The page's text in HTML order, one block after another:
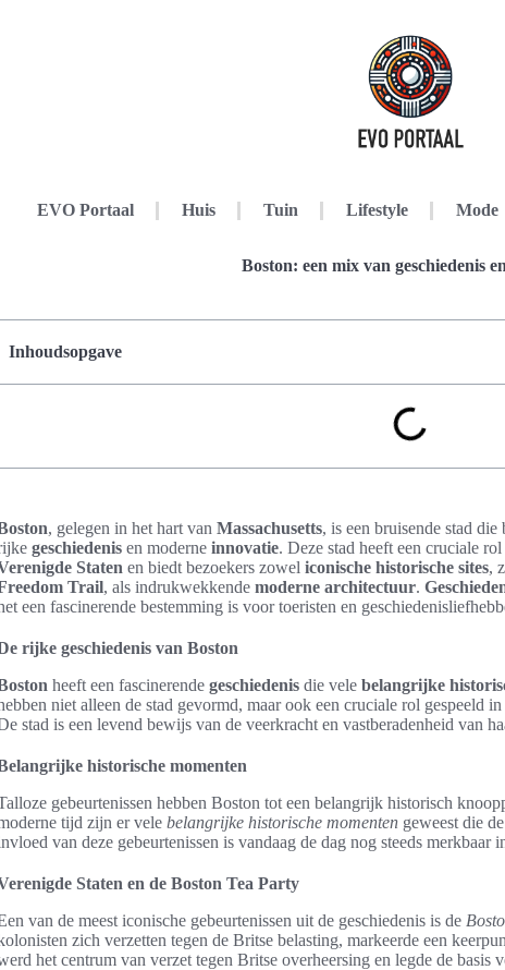
EVO Portaal Huis Tuin Lifestyle Mode
Boston: een mix van geschiedenis
Inhoudsopgave
, gelegen in het hart van Massachusetts, is een bruisende stad
geschiedenis en moderne innovatie. Deze stad heeft een cruciale
Staten en biedt bezoekers zowel iconische historische sites,
Trail, als indrukwekkende moderne architectuur.
een fascinerende bestemming is voor toeristen en
rijke geschiedenis van Boston
heeft een fascinerende geschiedenis die vele belangrijke
niet alleen de stad gevormd, maar ook een cruciale rol gespeeld
stad is een levend bewijs van de veerkracht en vastberadenheid van
historische momenten
gebeurtenissen hebben Boston tot een belangrijk historisch
tijd zijn er vele belangrijke historische momenten geweest die
van deze gebeurtenissen is vandaag de dag nog steeds
Staten en de Boston Tea Party
van de meest iconische gebeurtenissen uit de geschiedenis is de
zich verzetten tegen de Britse belasting, markeerde een
het centrum van verzet tegen Britse overheersing en legde de basis